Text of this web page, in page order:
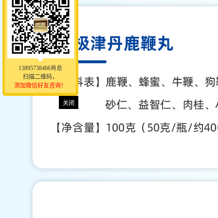
13895738466肖总
扫描二维码，
添加微信好友咨询！
关闭